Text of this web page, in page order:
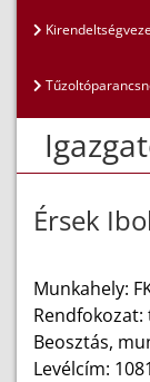
Érsek
Munkahely:
Beosztás,
Levélcím: